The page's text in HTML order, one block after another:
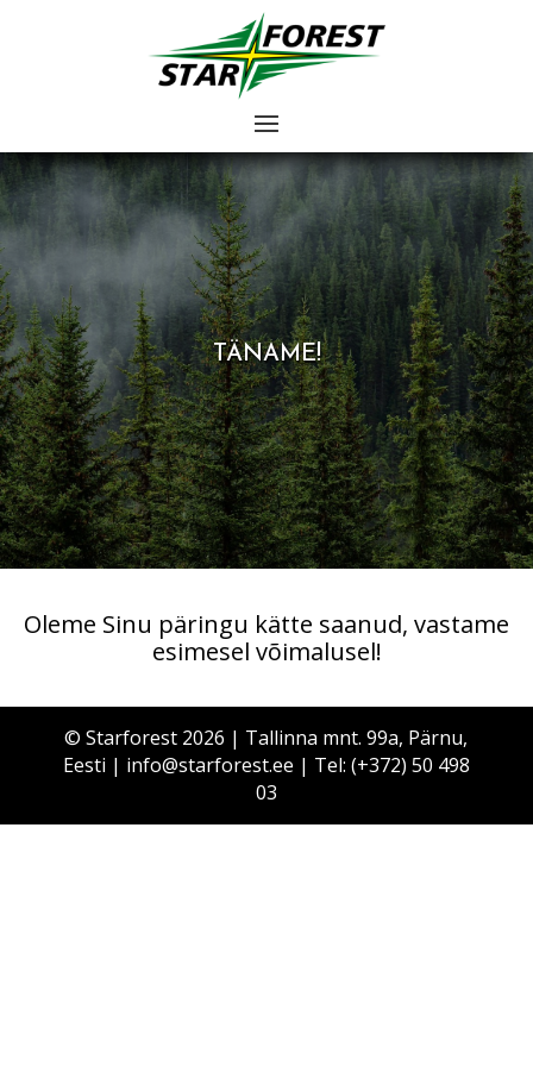
TÄNAME!
Oleme Sinu päringu kätte saanud, vastame
esimesel võimalusel!
© Starforest 2026 | Tallinna mnt. 99a, Pärnu,
Eesti | info@starforest.ee | Tel: (+372) 50 498
03